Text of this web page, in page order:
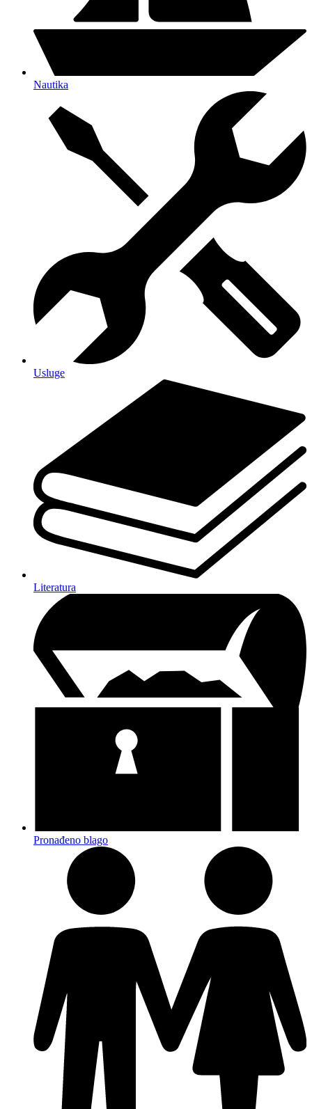
Nautika
Usluge
Literatura
Pronađeno blago